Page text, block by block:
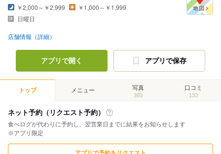
￥2,000～￥2,999
￥1,000～￥1,999
日曜日
店舗情報（詳細）
アプリで開く アプリで保存
トップ メニュー 写真
393
口コミ
133
ネット予約（リクエスト予約）
食べログが代わりに予約し、翌営業日までに結果をお知らせします
※アプリ限定